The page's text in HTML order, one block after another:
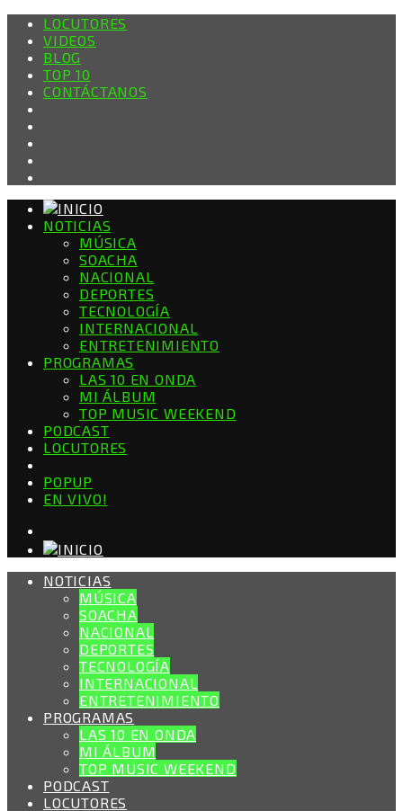
LOCUTORES
VIDEOS
BLOG
TOP 10
CONTÁCTANOS
NOTICIAS
MÚSICA
SOACHA
NACIONAL
DEPORTES
TECNOLOGÍA
INTERNACIONAL
ENTRETENIMIENTO
PROGRAMAS
LAS 10 EN ONDA
MI ÁLBUM
TOP MUSIC WEEKEND
PODCAST
LOCUTORES
POPUP
EN VIVO!
NOTICIAS
MÚSICA
SOACHA
NACIONAL
DEPORTES
TECNOLOGÍA
INTERNACIONAL
ENTRETENIMIENTO
PROGRAMAS
LAS 10 EN ONDA
MI ÁLBUM
TOP MUSIC WEEKEND
PODCAST
LOCUTORES